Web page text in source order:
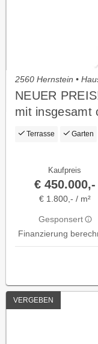
2560 Hernstein •
NEUER
mit insgesamt
Terrasse Garten
Kaufpreis
€ 450.000,-
€ 1.800,- / m²
Gesponsert
Finanzierung
VERGEBEN